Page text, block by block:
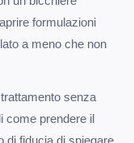
formulazioni
a meno che non
senza
come prendere il
di fiducia di spiegare